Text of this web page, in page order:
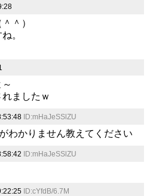
＾）
。
ましたｗ
ID:mHaJeSSlZU
わかりません教えてください
ID:mHaJeSSlZU
ID:cYfdB/6.7M